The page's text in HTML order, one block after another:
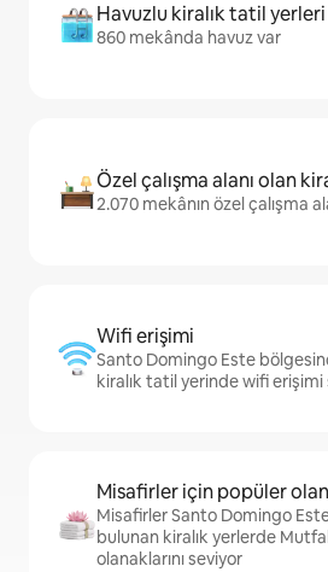
Havuzlu kiralık tatil yerleri
860 mekânda havuz var
Özel çalışma alanı olan
2.070 mekânın özel çalışma
Wifi erişimi
Santo Domingo Este
kiralık tatil yerinde wifi erişimi
Misafirler için popüler
Misafirler Santo Domingo
bulunan kiralık yerlerde
olanaklarını seviyor